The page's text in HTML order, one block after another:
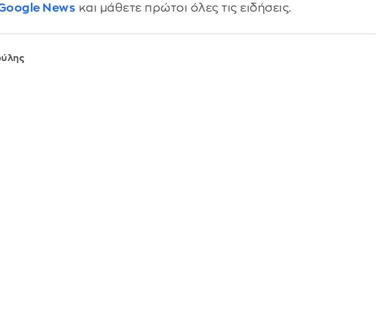
News και μάθετε πρώτοι όλες τις ειδήσεις.